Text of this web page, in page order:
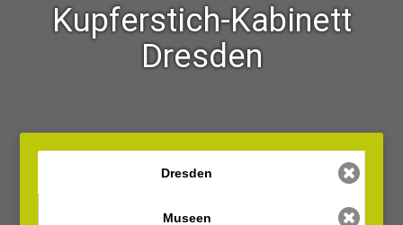
Kupferstich-Kabinett
Dresden